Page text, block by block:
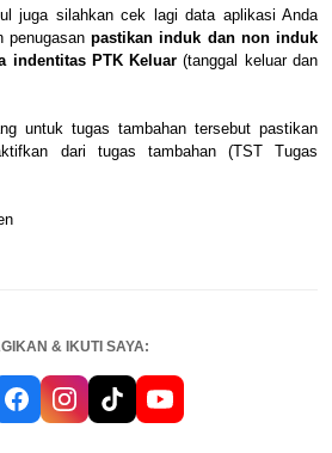
juga silahkan cek lagi data aplikasi Anda
penugasan pastikan induk dan non induk
indentitas PTK Keluar (tanggal keluar dan
untuk tugas tambahan tersebut pastikan
dari tugas tambahan (TST Tugas
& IKUTI SAYA: